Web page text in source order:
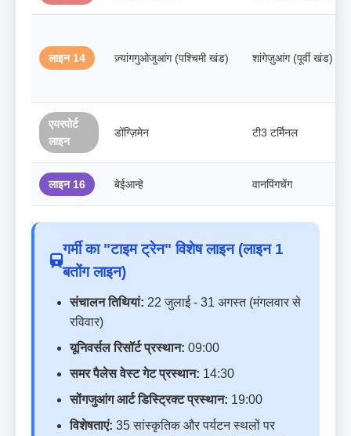
लाइन 14 ज़्यांगगुओजुआंग (पश्चिमी खंड) शांगेज़ुआंग (पूर्वी खंड)
एयरपोर्ट
लाइन
डोंग्ज़िमेन टी3 टर्मिनल
लाइन 16 बेईआन्हे वानपिंगचेंग
गर्मी का "टाइम ट्रेन" विशेष लाइन (लाइन 1
बतोंग लाइन)
संचालन तिथियां: 22 जुलाई - 31 अगस्त (मंगलवार से
रविवार)
यूनिवर्सल रिसॉर्ट प्रस्थान: 09:00
समर पैलेस वेस्ट गेट प्रस्थान: 14:30
सोंगजुआंग आर्ट डिस्ट्रिक्ट प्रस्थान: 19:00
विशेषताएं: 35 सांस्कृतिक और पर्यटन स्थलों पर